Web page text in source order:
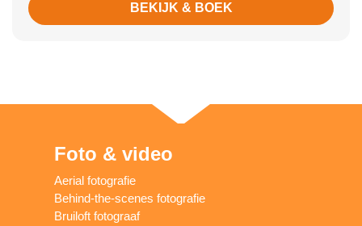
BEKIJK & BOEK
Foto & video
Aerial fotografie
Behind-the-scenes fotografie
Bruiloft fotograaf